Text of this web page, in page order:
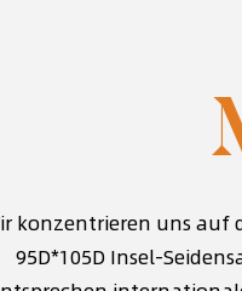
konzentrieren uns auf
95D*105D Insel-